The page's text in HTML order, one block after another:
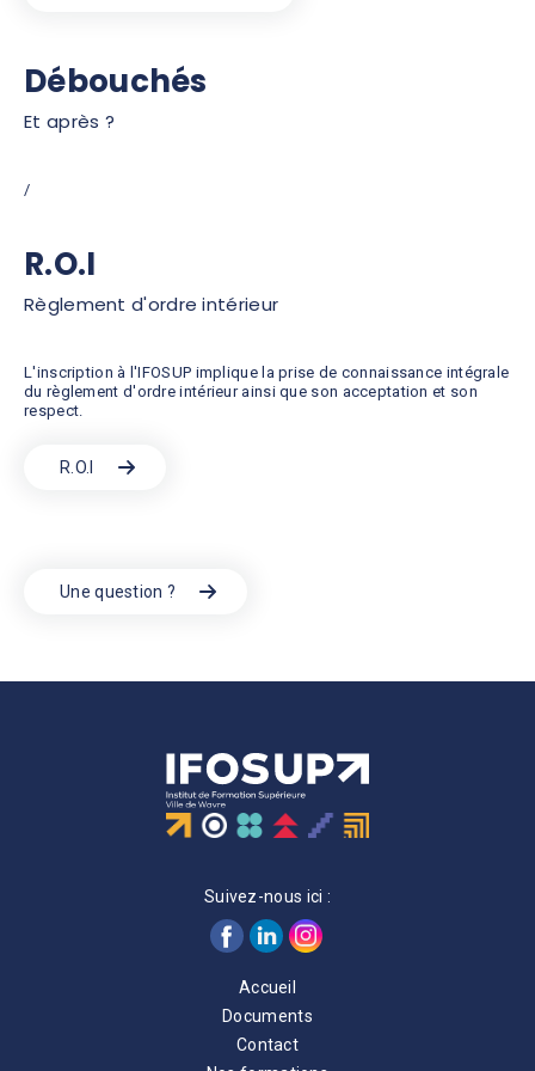
Débouchés
Et après ?
/
R.O.I
Règlement d'ordre intérieur
L'inscription à l'IFOSUP implique la prise de connaissance intégrale
du règlement d'ordre intérieur ainsi que son acceptation et son
respect.
R.O.I
Une question ?
Suivez-nous ici :
Accueil
Documents
Contact